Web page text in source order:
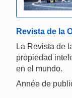
Revista de la
La Revista de
propiedad
en el mundo.
Année de